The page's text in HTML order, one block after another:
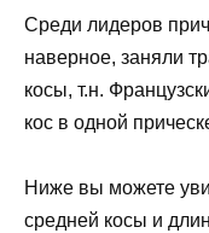
Среди лидеров
наверное, заняли
косы, т.н.
кос в одной
Ниже вы можете
средней косы и